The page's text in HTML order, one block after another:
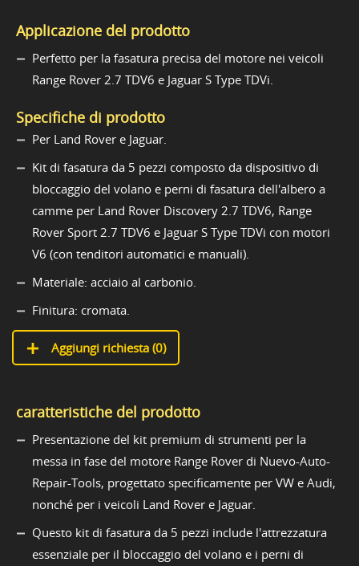
Applicazione del prodotto
Perfetto per la fasatura precisa del motore nei veicoli
Range Rover 2.7 TDV6 e Jaguar S Type TDVi.
Specifiche di prodotto
Per Land Rover e Jaguar.
Kit di fasatura da 5 pezzi composto da dispositivo di
bloccaggio del volano e perni di fasatura dell'albero a
camme per Land Rover Discovery 2.7 TDV6, Range
Rover Sport 2.7 TDV6 e Jaguar S Type TDVi con motori
V6 (con tenditori automatici e manuali).
Materiale: acciaio al carbonio.
Finitura: cromata.
Aggiungi richiesta (0)
caratteristiche del prodotto
Presentazione del kit premium di strumenti per la
messa in fase del motore Range Rover di Nuevo-Auto-
Repair-Tools, progettato specificamente per VW e Audi,
nonché per i veicoli Land Rover e Jaguar.
Questo kit di fasatura da 5 pezzi include l'attrezzatura
essenziale per il bloccaggio del volano e i perni di